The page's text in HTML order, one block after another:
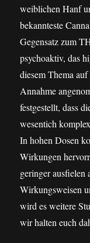
weiblichen Hanf
bekannteste
Gegensatz zum
psychoaktiv, das
diesem Thema
Annahme
festgestellt, dass
wesentich
In hohen Dosen
Wirkungen
geringer
Wirkungsweisen
wird es weitere
wir halten euch